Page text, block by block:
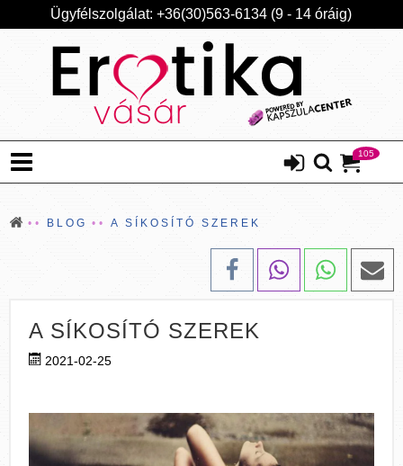
Ügyfélszolgálat: +36(30)563-6134 (9 - 14 óráig)
105
BLOG A SÍKOSÍTÓ SZEREK
A SÍKOSÍTÓ SZEREK
2021-02-25